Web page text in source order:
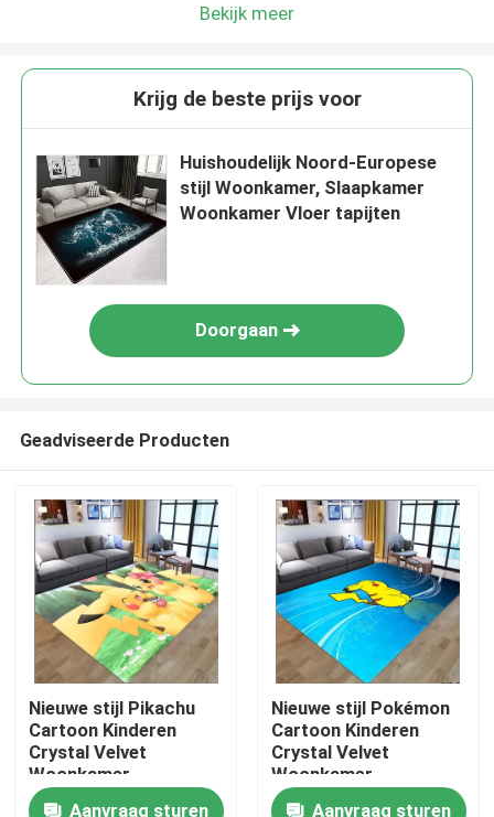
Huis
PRODUCTEN
video's
Bekijk meer
Krijg de beste prijs voor
Huishoudelijk Noord-Europese
stijl Woonkamer, Slaapkamer
Woonkamer Vloer tapijten
Doorgaan
Geadviseerde Producten
Nieuwe stijl Pikachu
Cartoon Kinderen
Crystal Velvet
Woonkamer,
Slaapkamer
Aanvraag sturen
Nieuwe stijl Pokémon
Cartoon Kinderen
Crystal Velvet
Woonkamer,
Slaapkamer
Aanvraag sturen